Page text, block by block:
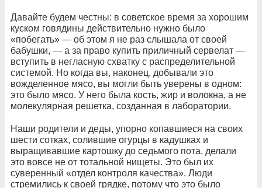
Давайте будем честны: в советское время за хорошим
куском говядины действительно нужно было
«побегать» — об этом я не раз слышала от своей
бабушки, — а за право купить приличный сервелат —
вступить в негласную схватку с распределительной
системой. Но когда вы, наконец, добывали это
вожделенное мясо, вы могли быть уверены в одном:
это было мясо. У него была кость, жир и волокна, а не
молекулярная решетка, созданная в лаборатории.
Наши родители и деды, упорно копавшиеся на своих
шести сотках, солившие огурцы в кадушках и
выращивавшие картошку до седьмого пота, делали
это вовсе не от тотальной нищеты. Это был их
суверенный «отдел контроля качества». Люди
стремились к своей грядке, потому что это было